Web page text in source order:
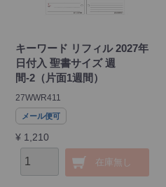
キーワード リフィル 2027年
日付入 聖書サイズ 週
間-2（片面1週間）
27WWR411
メール便可
¥ 1,210
在庫無し